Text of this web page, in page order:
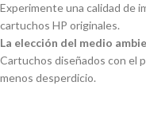
Experimente una calidad de
cartuchos HP originales.
La elección del medio
Cartuchos diseñados con el
menos desperdicio.